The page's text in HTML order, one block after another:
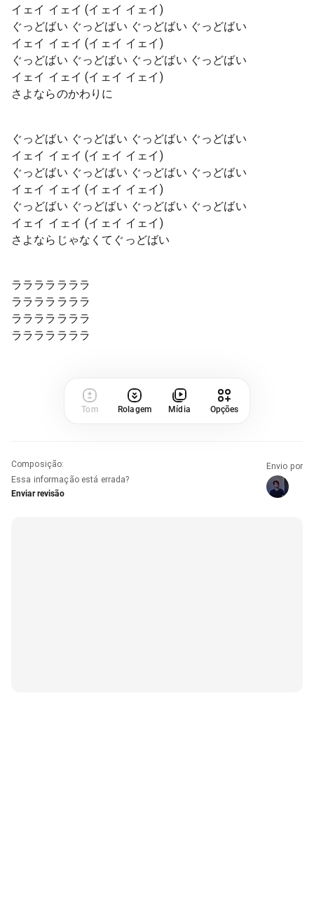
イェイ イェイ (イェイ イェイ)
ぐっどばい ぐっどばい ぐっどばい ぐっどばい
イェイ イェイ (イェイ イェイ)
ぐっどばい ぐっどばい ぐっどばい ぐっどばい
イェイ イェイ (イェイ イェイ)
さよならのかわりに
ぐっどばい ぐっどばい ぐっどばい ぐっどばい
イェイ イェイ (イェイ イェイ)
ぐっどばい ぐっどばい ぐっどばい ぐっどばい
イェイ イェイ (イェイ イェイ)
ぐっどばい ぐっどばい ぐっどばい ぐっどばい
イェイ イェイ (イェイ イェイ)
さよならじゃなくてぐっどばい
ラララララララ
ラララララララ
ラララララララ
ラララララララ
Tom Rolagem Mídia Opções
Composição:
Essa informação está errada?
Enviar revisão
Envio por